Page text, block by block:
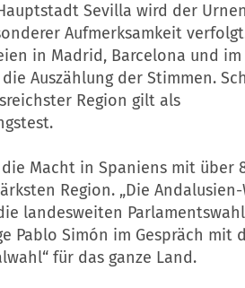
Sevilla wird der
Aufmerksamkeit
in Madrid, Barcelona und im
Auszählung der Stimmen.
Region gilt als
Macht in Spaniens mit über
Region. „Die Andalusien-
landesweiten
Pablo Simón im Gespräch mit
für das ganze Land.